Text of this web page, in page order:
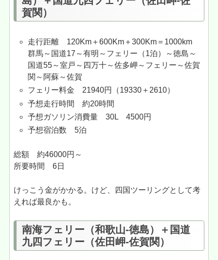
賀関）
走行距離 120Km＋600Km＋300Km＝1000km
群馬～国道17～有明～フェリー（1泊）～徳島～
国道55～室戸～四万十～佐多岬～フェリー～佐賀
関～阿蘇～佐賀
フェリー料金 21940円（19330＋2610）
予想走行時間 約20時間
予想ガソリン消費量 30L 4500円
予想宿泊数 5泊
総額 約46000円～
所要時間 6日
けっこう金がかかる。けど、四国ツーリングとして考
えれば最良かも。
南海フェリー（和歌山-徳島）＋国道
九四フェリー（佐田岬-佐賀関）